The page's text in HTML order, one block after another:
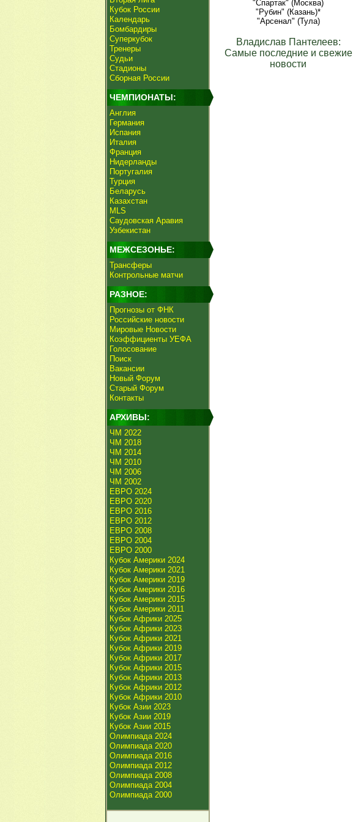
Кубок России
Календарь
Бомбардиры
Суперкубок
Тренеры
Судьи
Стадионы
Сборная России
ЧЕМПИОНАТЫ:
Англия
Германия
Испания
Италия
Франция
Нидерланды
Португалия
Турция
Беларусь
Казахстан
MLS
Саудовская Аравия
Узбекистан
МЕЖСЕЗОНЬЕ:
Трансферы
Контрольные матчи
РАЗНОЕ:
Прогнозы от ФНК
Российские новости
Мировые Новости
Коэффициенты УЕФА
Голосование
Поиск
Вакансии
Новый Форум
Старый Форум
Контакты
АРХИВЫ:
ЧМ 2022
ЧМ 2018
ЧМ 2014
ЧМ 2010
ЧМ 2006
ЧМ 2002
ЕВРО 2024
ЕВРО 2020
ЕВРО 2016
ЕВРО 2012
ЕВРО 2008
ЕВРО 2004
ЕВРО 2000
Кубок Америки 2024
Кубок Америки 2021
Кубок Америки 2019
Кубок Америки 2016
Кубок Америки 2015
Кубок Америки 2011
Кубок Африки 2025
Кубок Африки 2023
Кубок Африки 2021
Кубок Африки 2019
Кубок Африки 2017
Кубок Африки 2015
Кубок Африки 2013
Кубок Африки 2012
Кубок Африки 2010
Кубок Азии 2023
Кубок Азии 2019
Кубок Азии 2015
Олимпиада 2024
Олимпиада 2020
Олимпиада 2016
Олимпиада 2012
Олимпиада 2008
Олимпиада 2004
Олимпиада 2000
"Спартак" (Москва)
"Рубин" (Казань)*
"Арсенал" (Тула)
Владислав Пантелеев:
Самые последние и свежие
новости